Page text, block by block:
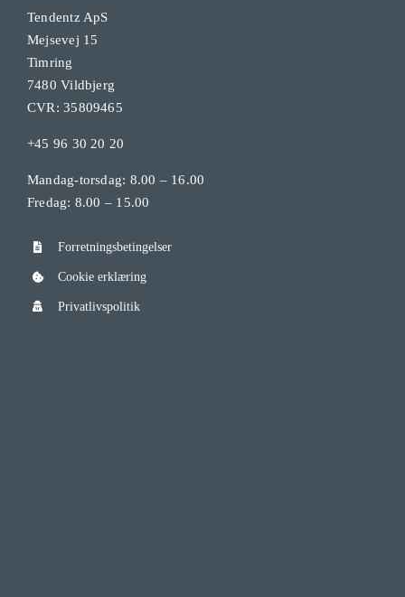
Tendentz ApS
Mejsevej 15
Timring
7480 Vildbjerg
CVR: 35809465
+45 96 30 20 20
Mandag-torsdag: 8.00 – 16.00
Fredag: 8.00 – 15.00
Forretningsbetingelser
Cookie erklæring
Privatlivspolitik